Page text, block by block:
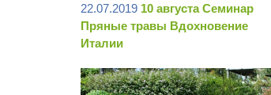
22.07.2019 10 августа Семинар
Пряные травы Вдохновение
Италии